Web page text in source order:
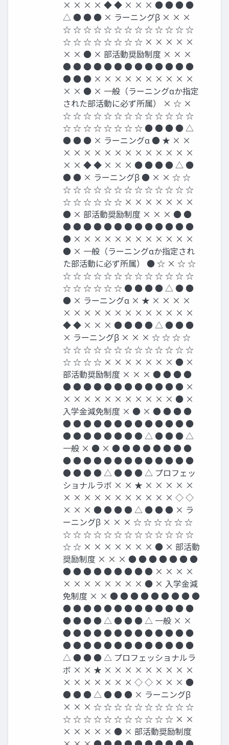
× × × × ◆ ◆ × × × ● ● ● ●
△ ● ● ● × ラーニングβ × × ×
☆ ☆ ☆ ☆ ☆ ☆ ☆ ☆ ☆ ☆ ☆ ☆ ☆
☆ ☆ ☆ ☆ ☆ ☆ ☆ ☆ × × × × ×
× × ● × 部活動奨励制度 × × ×
● ● ● ● ● ● ● ● ● ● ● ● ●
● ● ● × × × × × × × × × ×
× × ● × 一般（ラーニングαか指定
された部活動に必ず所属） × ☆ ×
☆ ☆ ☆ ☆ ☆ ☆ ☆ ☆ ☆ ☆ ☆ ☆ ☆
☆ ☆ ☆ ☆ ☆ ☆ ☆ ☆ ● ● ● ● △
● ● ● × ラーニングα ● ★ × ×
× × × × × × × × × × × × ×
× × ◆ ◆ × × × ● ● ● ● △ ●
● ● × ラーニングβ ● × × ☆ ☆
☆ ☆ ☆ ☆ ☆ ☆ ☆ ☆ ☆ ☆ ☆ ☆ ☆
☆ ☆ ☆ ☆ ☆ ☆ × × × × × × ×
● × 部活動奨励制度 × × × ● ●
● ● ● ● ● ● ● ● ● ● ● ● ●
● × × × × × × × × × × × ×
● × 一般（ラーニングαか指定され
た部活動に必ず所属） ● ☆ × ☆ ☆
☆ ☆ ☆ ☆ ☆ ☆ ☆ ☆ ☆ ☆ ☆ ☆ ☆
☆ ☆ ☆ ☆ ☆ ☆ ● ● ● ● △ ● ●
● × ラーニングα × ★ × × × ×
× × × × × × × × × × × × ×
◆ ◆ × × × ● ● ● ● △ ● ● ●
× ラーニングβ × × × ☆ ☆ ☆ ☆
☆ ☆ ☆ ☆ ☆ ☆ ☆ ☆ ☆ ☆ ☆ ☆ ☆
☆ ☆ ☆ ☆ × × × × × × × ● ×
部活動奨励制度 × × × ● ● ● ●
● ● ● ● ● ● ● ● ● ● ● ● ×
× × × × × × × × × × × ● ×
入学金減免制度 × ● × ● ● ● ●
● ● ● ● ● ● ● ● ● ● ● ● ●
● ● ● ● ● ● ● ● △ ● ● ● △
一般 × ● × ● ● ● ● ● ● ● ●
● ● ● ● ● ● ● ● ● ● ● ● ●
● ● ● ● △ ● ● ● △ プロフェッ
ショナルラボ × × ★ × × × × ×
× × × × × × × × × × × ◇ ◇
× × × ● ● ● ● △ ● ● ● × ラ
ーニングβ × × × ☆ ☆ ☆ ☆ ☆ ☆
☆ ☆ ☆ ☆ ☆ ☆ ☆ ☆ ☆ ☆ ☆ ☆ ☆
☆ ☆ × × × × × × × ● × 部活動
奨励制度 × × × ● ● ● ● ● ● ●
● ● ● ● ● ● ● ● ● × × × ×
× × × × × × × × ● × 入学金減
免制度 × × ● ● ● ● ● ● ● ● ●
● ● ● ● ● ● ● ● ● ● ● ● ●
● ● ● ● △ ● ● ● △ 一般 × ×
● ● ● ● ● ● ● ● ● ● ● ● ●
● ● ● ● ● ● ● ● ● ● ● ● ●
△ ● ● ● △ プロフェッショナルラ
ボ × × ★ × × × × × × × × ×
× × × × × × × ◇ ◇ × × × ●
● ● ● △ ● ● ● × ラーニングβ
× × × ☆ ☆ ☆ ☆ ☆ ☆ ☆ ☆ ☆ ☆
☆ ☆ ☆ ☆ ☆ ☆ ☆ ☆ ☆ ☆ ☆ × ×
× × × × × ● × 部活動奨励制度